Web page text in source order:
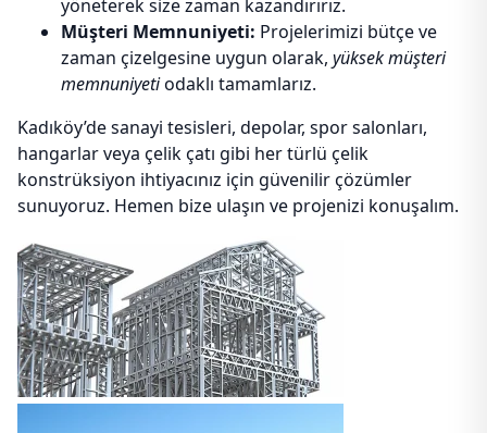
yöneterek size zaman kazandırırız.
Müşteri Memnuniyeti: Projelerimizi bütçe ve
zaman çizelgesine uygun olarak, yüksek müşteri
memnuniyetiodaklı tamamlarız.
Kadıköy’de sanayi tesisleri, depolar, spor salonları,
hangarlar veya çelik çatı gibi her türlü çelik
konstrüksiyon ihtiyacınız için güvenilir çözümler
sunuyoruz. Hemen bize ulaşın ve projenizi konuşalım.